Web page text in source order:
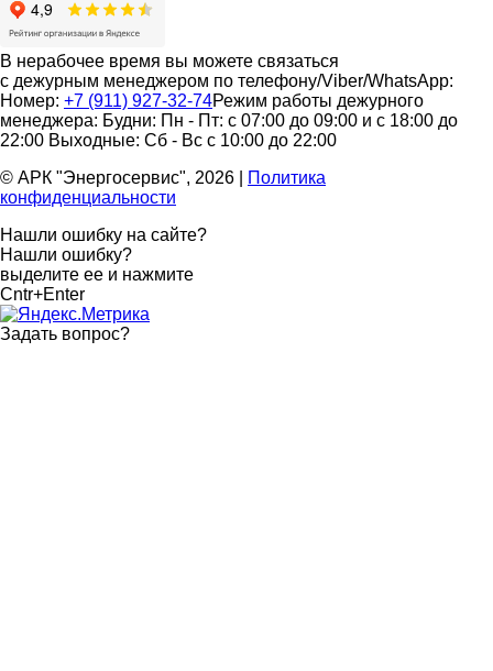
В нерабочее время вы можете связаться
с дежурным менеджером по телефону/Viber/WhatsApp:
Номер: +7 (911) 927-32-74Режим работы дежурного
менеджера: Будни: Пн - Пт: с 07:00 до 09:00 и с 18:00 до
22:00 Выходные: Сб - Вс с 10:00 до 22:00
© АРК "Энергосервис", 2026
Политика
конфиденциальности
Нашли ошибку на сайте?
Нашли ошибку?
выделите ее и нажмите
Cntr+Enter
Задать вопрос?